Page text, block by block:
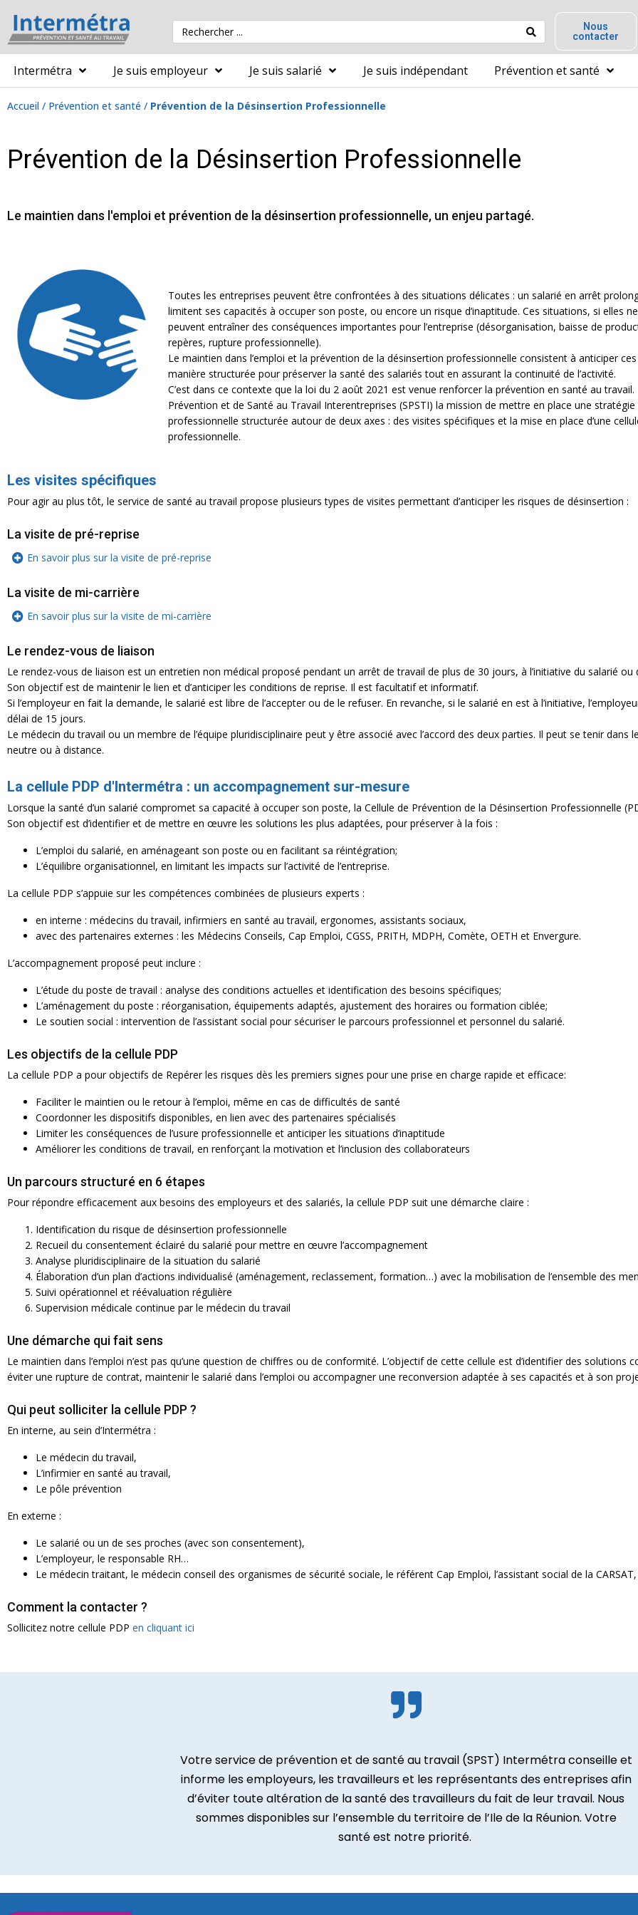
Nous
contacter
Intermétra Je suis employeur Je suis salarié Je suis indépendant Prévention et santé
Accueil / Prévention et santé / Prévention de la Désinsertion Professionnelle
Prévention de la Désinsertion Professionnelle
Le maintien dans l'emploi et prévention de la désinsertion professionnelle, un enjeu partagé.
Toutes les entreprises peuvent être confrontées à des situations délicates : un salarié en arrêt
limitent ses capacités à occuper son poste, ou encore un risque d’inaptitude. Ces situations, si elles
peuvent entraîner des conséquences importantes pour l’entreprise (désorganisation, baisse de
repères, rupture professionnelle).
Le maintien dans l’emploi et la prévention de la désinsertion professionnelle consistent à anticiper
manière structurée pour préserver la santé des salariés tout en assurant la continuité de l’activité.
C’est dans ce contexte que la loi du 2 août 2021 est venue renforcer la prévention en santé au travail.
Prévention et de Santé au Travail Interentreprises (SPSTI) la mission de mettre en place une
professionnelle structurée autour de deux axes : des visites spécifiques et la mise en place d’une
professionnelle.
Les visites spécifiques
Pour agir au plus tôt, le service de santé au travail propose plusieurs types de visites permettant d’anticiper les risques de désinsertion :
La visite de pré-reprise
En savoir plus sur la visite de pré-reprise
La visite de mi-carrière
En savoir plus sur la visite de mi-carrière
Le rendez-vous de liaison
Le rendez-vous de liaison est un entretien non médical proposé pendant un arrêt de travail de plus de 30 jours, à l’initiative du salarié ou
Son objectif est de maintenir le lien et d’anticiper les conditions de reprise. Il est facultatif et informatif.
Si l’employeur en fait la demande, le salarié est libre de l’accepter ou de le refuser. En revanche, si le salarié en est à l’initiative,
délai de 15 jours.
Le médecin du travail ou un membre de l’équipe pluridisciplinaire peut y être associé avec l’accord des deux parties. Il peut se tenir dans
neutre ou à distance.
La cellule PDP d'Intermétra : un accompagnement sur-mesure
Lorsque la santé d’un salarié compromet sa capacité à occuper son poste, la Cellule de Prévention de la Désinsertion Professionnelle
Son objectif est d’identifier et de mettre en œuvre les solutions les plus adaptées, pour préserver à la fois :
L’emploi du salarié, en aménageant son poste ou en facilitant sa réintégration;
L’équilibre organisationnel, en limitant les impacts sur l’activité de l’entreprise.
La cellule PDP s’appuie sur les compétences combinées de plusieurs experts :
en interne : médecins du travail, infirmiers en santé au travail, ergonomes, assistants sociaux,
avec des partenaires externes : les Médecins Conseils, Cap Emploi, CGSS, PRITH, MDPH, Comète, OETH et Envergure.
L’accompagnement proposé peut inclure :
L’étude du poste de travail : analyse des conditions actuelles et identification des besoins spécifiques;
L’aménagement du poste : réorganisation, équipements adaptés, ajustement des horaires ou formation ciblée;
Le soutien social : intervention de l’assistant social pour sécuriser le parcours professionnel et personnel du salarié.
Les objectifs de la cellule PDP
La cellule PDP a pour objectifs de Repérer les risques dès les premiers signes pour une prise en charge rapide et efficace:
Faciliter le maintien ou le retour à l’emploi, même en cas de difficultés de santé
Coordonner les dispositifs disponibles, en lien avec des partenaires spécialisés
Limiter les conséquences de l’usure professionnelle et anticiper les situations d’inaptitude
Améliorer les conditions de travail, en renforçant la motivation et l’inclusion des collaborateurs
Un parcours structuré en 6 étapes
Pour répondre efficacement aux besoins des employeurs et des salariés, la cellule PDP suit une démarche claire :
Identification du risque de désinsertion professionnelle
Recueil du consentement éclairé du salarié pour mettre en œuvre l’accompagnement
Analyse pluridisciplinaire de la situation du salarié
Élaboration d’un plan d’actions individualisé (aménagement, reclassement, formation…) avec la mobilisation de l’ensemble des
Suivi opérationnel et réévaluation régulière
Supervision médicale continue par le médecin du travail
Une démarche qui fait sens
Le maintien dans l’emploi n’est pas qu’une question de chiffres ou de conformité. L’objectif de cette cellule est d’identifier des solutions
éviter une rupture de contrat, maintenir le salarié dans l’emploi ou accompagner une reconversion adaptée à ses capacités et à son
Qui peut solliciter la cellule PDP ?
En interne, au sein d’Intermétra :
Le médecin du travail,
L’infirmier en santé au travail,
Le pôle prévention
En externe :
Le salarié ou un de ses proches (avec son consentement),
L’employeur, le responsable RH…
Le médecin traitant, le médecin conseil des organismes de sécurité sociale, le référent Cap Emploi, l’assistant social de la
Comment la contacter ?
Sollicitez notre cellule PDP en cliquant ici
Votre service de prévention et de santé au travail (SPST) Intermétra conseille et
informe les employeurs, les travailleurs et les représentants des entreprises afin
d’éviter toute altération de la santé des travailleurs du fait de leur travail. Nous
sommes disponibles sur l’ensemble du territoire de l’Ile de la Réunion. Votre
santé est notre priorité.